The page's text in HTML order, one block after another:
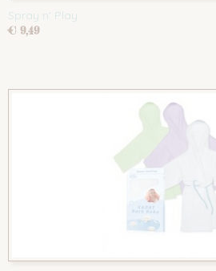
Spray n' Play
€ 9,49